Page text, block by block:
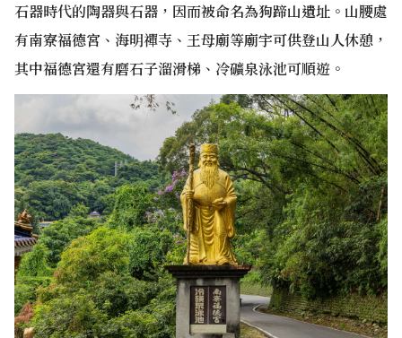
石器時代的陶器與石器，因而被命名為狗蹄山遺址。山腰處
有南寮福德宮、海明禪寺、王母廟等廟宇可供登山人休憩，
其中福德宮還有磨石子溜滑梯、冷礦泉泳池可順遊。